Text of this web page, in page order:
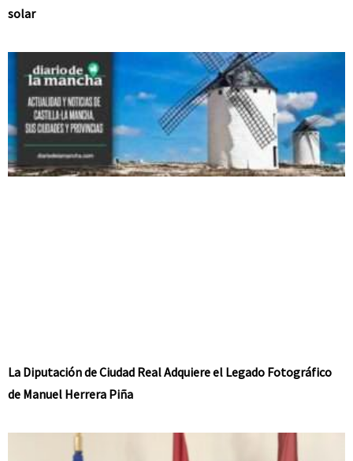
solar
La Diputación de Ciudad Real Adquiere el Legado Fotográfico
de Manuel Herrera Piña